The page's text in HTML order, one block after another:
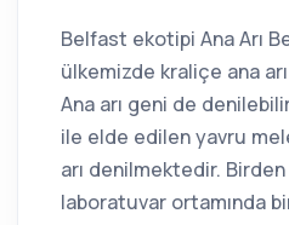
Belfast ekotipi Ana Arı
ülkemizde kraliçe ana
Ana arı geni de
ile elde edilen yavru
arı denilmektedir. Birden
laboratuvar ortamında